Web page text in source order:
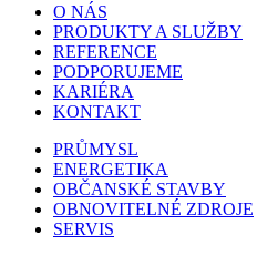
O NÁS
PRODUKTY A SLUŽBY
REFERENCE
PODPORUJEME
KARIÉRA
KONTAKT
PRŮMYSL
ENERGETIKA
OBČANSKÉ STAVBY
OBNOVITELNÉ ZDROJE
SERVIS